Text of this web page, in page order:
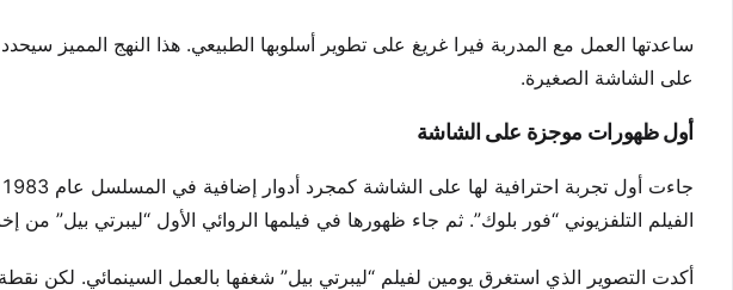
ساعدتها العمل مع المدربة فيرا غريغ على تطوير أسلوبها الطبيعي. هذا النهج المميز
على الشاشة الصغيرة.
أول ظهورات موجزة على الشاشة
الفيلم التلفزيوني “فور بلوك”. ثم جاء ظهورها في فيلمها الروائي الأول “ليبرتي بيل” من
أكدت التصوير الذي استغرق يومين لفيلم “ليبرتي بيل” شغفها بالعمل السينمائي. لكن